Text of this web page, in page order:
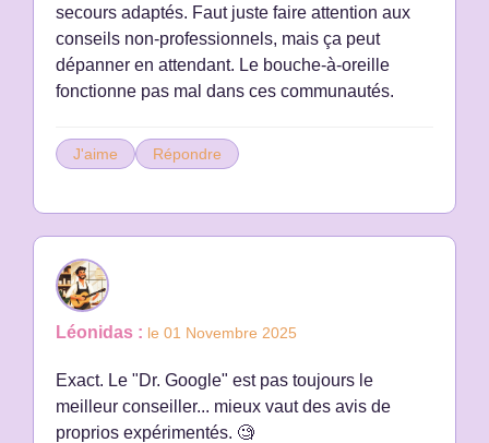
secours adaptés. Faut juste faire attention aux
conseils non-professionnels, mais ça peut
dépanner en attendant. Le bouche-à-oreille
fonctionne pas mal dans ces communautés.
J'aime Répondre
Léonidas : le 01 Novembre 2025
Exact. Le "Dr. Google" est pas toujours le
meilleur conseiller... mieux vaut des avis de
proprios expérimentés. 🧐